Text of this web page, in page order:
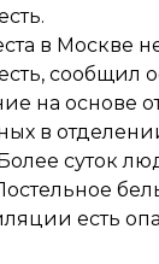
в Москве
на основе
в
суток
есть